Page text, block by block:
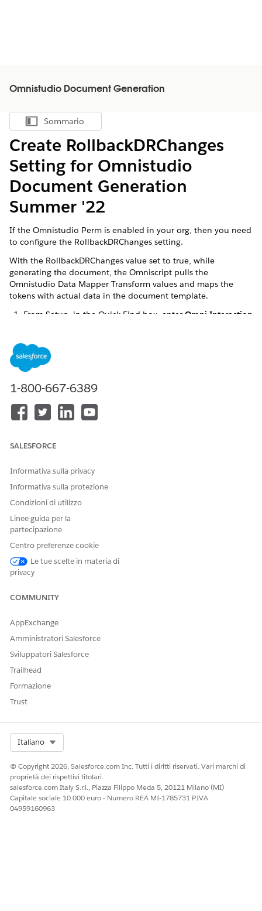
Omnistudio Document Generation
Mostra sommario
Sommario
Create RollbackDRChanges
Setting for Omnistudio
Document Generation
Summer '22
If the Omnistudio Perm is enabled in your org, then you need
to configure the RollbackDRChanges setting.
With the RollbackDRChanges value set to true, while
generating the document, the Omniscript pulls the
Omnistudio Data Mapper Transform values and maps the
tokens with actual data in the document template.
From Setup, in the Quick Find box, enter Omni Interaction
The Omni Interaction Configuration window opens.
Click
variable.
Add the following details:
LabelRollbackDRChanges
Value
Facci sapere, così possiamo migliorare!
1-800-667-6389
SALESFORCE
Informativa sulla privacy
Informativa sulla protezione
Condizioni di utilizzo
Linee guida per la
partecipazione
Centro preferenze cookie
Le tue scelte in materia di
privacy
COMMUNITY
AppExchange
Amministratori Salesforce
Sviluppatori Salesforce
Trailhead
Formazione
Trust
Italiano
© Copyright 2026, Salesforce.com Inc. Tutti i diritti riservati. Vari marchi di
proprietà dei rispettivi titolari.
salesforce.com Italy S.r.l., Piazza Filippo Meda 5, 20121 Milano (MI)
Capitale sociale 10.000 euro - Numero REA MI-1785731 P.IVA
04959160963